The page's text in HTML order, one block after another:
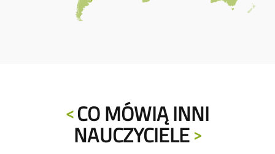
CO MÓWIĄ INNI
NAUCZYCIELE